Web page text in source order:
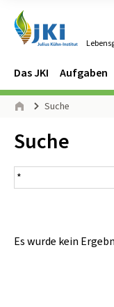
Navigation
Hauptmenü
Das JKI Aufgaben
Seitenpfad
Suche
Inhalt:
Suche
Suchergebnis
Es wurde kein